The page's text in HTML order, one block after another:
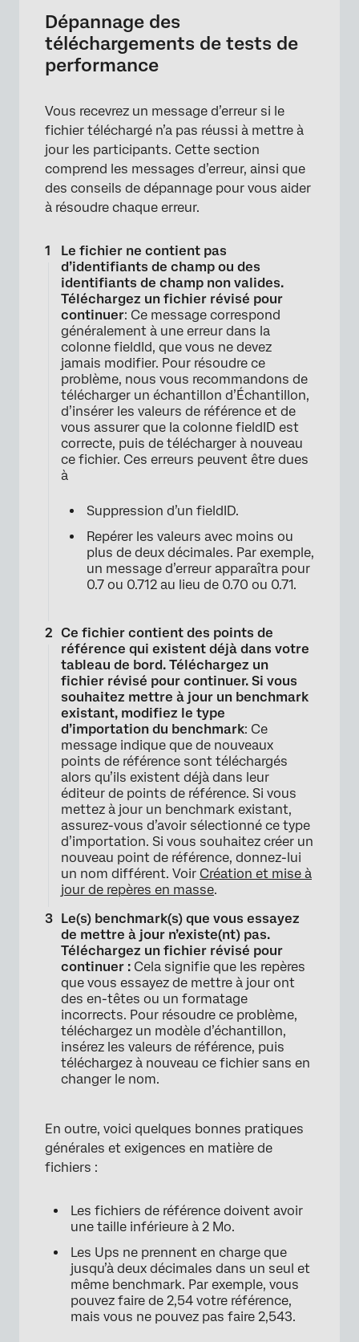
×
Dépannage des
téléchargements de tests de
performance
Vous recevrez un message d’erreur si le
fichier téléchargé n’a pas réussi à mettre à
jour les participants. Cette section
comprend les messages d’erreur, ainsi que
des conseils de dépannage pour vous aider
à résoudre chaque erreur.
Le fichier ne contient pas
d’identifiants de champ ou des
identifiants de champ non valides.
Téléchargez un fichier révisé pour
continuer: Ce message correspond
généralement à une erreur dans la
colonne fieldId, que vous ne devez
jamais modifier. Pour résoudre ce
problème, nous vous recommandons de
télécharger un échantillon d’Échantillon,
d’insérer les valeurs de référence et de
vous assurer que la colonne fieldID est
correcte, puis de télécharger à nouveau
ce fichier. Ces erreurs peuvent être dues
à
Suppression d’un fieldID.
Repérer les valeurs avec moins ou
plus de deux décimales. Par exemple,
un message d’erreur apparaîtra pour
0.7 ou 0.712 au lieu de 0.70 ou 0.71.
Ce fichier contient des points de
référence qui existent déjà dans votre
tableau de bord. Téléchargez un
fichier révisé pour continuer. Si vous
souhaitez mettre à jour un benchmark
existant, modifiez le type
d’importation du benchmark: Ce
message indique que de nouveaux
points de référence sont téléchargés
alors qu’ils existent déjà dans leur
éditeur de points de référence. Si vous
mettez à jour un benchmark existant,
assurez-vous d’avoir sélectionné ce type
d’importation. Si vous souhaitez créer un
nouveau point de référence, donnez-lui
un nom différent. Voir Création et mise à
jour de repères en masse.
Le(s) benchmark(s) que vous essayez
de mettre à jour n’existe(nt) pas.
Téléchargez un fichier révisé pour
continuer : Cela signifie que les repères
que vous essayez de mettre à jour ont
des en-têtes ou un formatage
incorrects. Pour résoudre ce problème,
téléchargez un modèle d’échantillon,
insérez les valeurs de référence, puis
téléchargez à nouveau ce fichier sans en
changer le nom.
En outre, voici quelques bonnes pratiques
générales et exigences en matière de
fichiers :
Les fichiers de référence doivent avoir
une taille inférieure à 2 Mo.
Les Ups ne prennent en charge que
jusqu’à deux décimales dans un seul et
même benchmark. Par exemple, vous
pouvez faire de 2,54 votre référence,
mais vous ne pouvez pas faire 2,543.